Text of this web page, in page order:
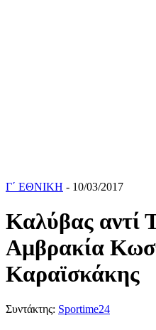
Γ΄ ΕΘΝΙΚΗ - 10/03/2017
Καλύβας αντί
Αμβρακία
Καραϊσκάκης
Συντάκτης: Sportime24